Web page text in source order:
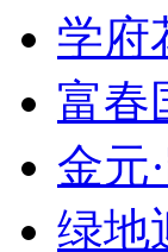
学府
富春
金元
绿地